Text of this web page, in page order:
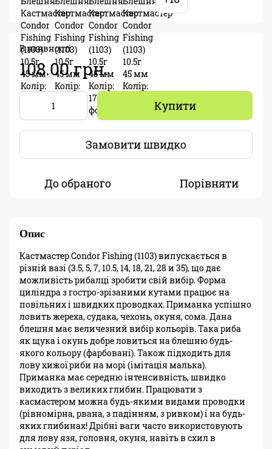
В наявності
108.00 грн.
Купити
Замовити швидко
До обраного Порівняти
Опис
Кастмастер Condor Fishing (1103) випускається в
різній вазі (3.5, 5, 7, 10.5, 14, 18, 21, 28 и 35), що дає
можливість рибалці зробити свій вибір. Форма
циліндра з гостро-зрізаними кутами працює на
повільних і швидких проводках. Приманка успішно
ловить жереха, судака, чехонь, окуня, сома. Дана
блешня має величезний вибір кольорів. Така риба
як щука і окунь добре ловиться на блешню будь-
якого кольору (фарбовані). Також підходить для
лову хижої риби на морі (імітація малька).
Приманка має середню інтенсивність, швидко
виходить з великих глибин. Працювати з
касмастером можна будь-якими видами проводки
(рівномірна, рвана, з падінням, з ривком) і на будь-
яких глибинах! Дрібні ваги часто використовують
для лову язя, головня, окуня, навіть в схил в